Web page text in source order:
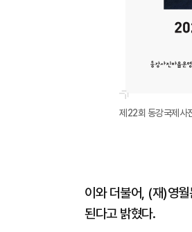
제22회 동강국제사
이와 더불어, (재)영
된다고 밝혔다.